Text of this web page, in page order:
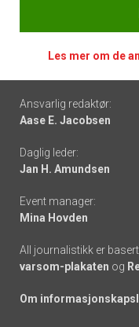
Les mer om de
Footer
-
links
Ansvarlig redaktør:
Aase E. Jacobsen
Daglig leder:
Jan H. Amundsen
Event manager:
Mina Hovden
All journalistikk er
varsom-plakaten og
Om